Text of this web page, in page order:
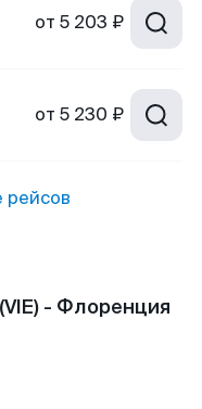
от 5 203 ₽
от 5 230 ₽
рейсов
- Флоренция